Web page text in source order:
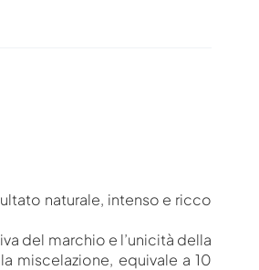
naturale, intenso e ricco
del marchio e l’unicità della
miscelazione, equivale a 10